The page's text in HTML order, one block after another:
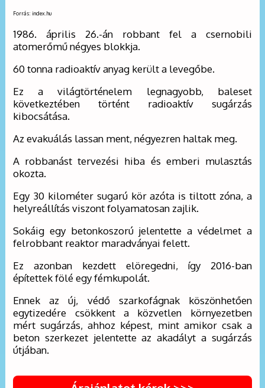
Forrás: index.hu
1986. április 26.-án robbant fel a csernobili
atomerőmű négyes blokkja.
60 tonna radioaktív anyag került a levegőbe.
Ez a világtörténelem legnagyobb, baleset
következtében történt radioaktív sugárzás
kibocsátása.
Az evakuálás lassan ment, négyezren haltak meg.
A robbanást tervezési hiba és emberi mulasztás
okozta.
Egy 30 kilométer sugarú kör azóta is tiltott zóna, a
helyreállítás viszont folyamatosan zajlik.
Sokáig egy betonkoszorú jelentette a védelmet a
felrobbant reaktor maradványai felett.
Ez azonban kezdett elöregedni, így 2016-ban
építettek fölé egy fémkupolát.
Ennek az új, védő szarkofágnak köszönhetően
egytizedére csökkent a közvetlen környezetben
mért sugárzás, ahhoz képest, mint amikor csak a
beton szerkezet jelentette az akadályt a sugárzás
útjában.